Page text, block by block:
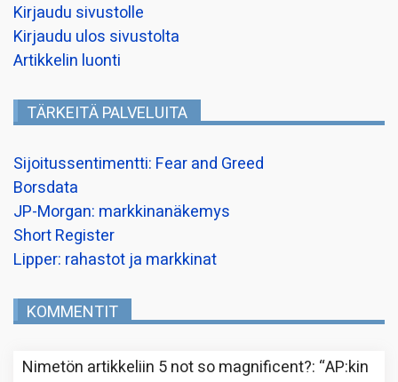
Kirjaudu sivustolle
Kirjaudu ulos sivustolta
Artikkelin luonti
TÄRKEITÄ PALVELUITA
Sijoitussentimentti: Fear and Greed
Borsdata
JP-Morgan: markkinanäkemys
Short Register
Lipper: rahastot ja markkinat
KOMMENTIT
Nimetön artikkeliin 5 not so magnificent?: “AP:kin